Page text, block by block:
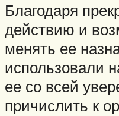
Благодаря
действию и
менять ее
использовали
ее со всей
причислить к